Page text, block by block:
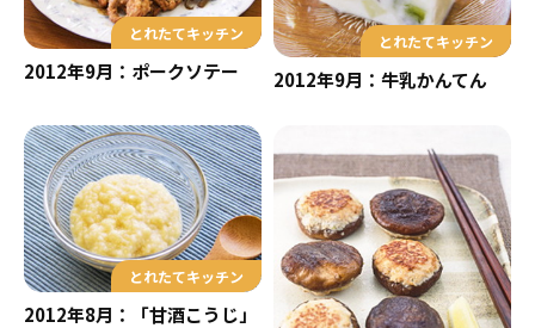
とれたてキッチン
2012年9月：ポークソテー
とれたてキッチン
2012年9月：牛乳かんてん
とれたてキッチン
2012年8月：「甘酒こうじ」